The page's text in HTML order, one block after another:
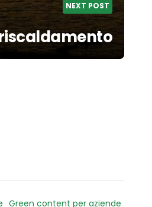
NEXT POST
Green content per aziende